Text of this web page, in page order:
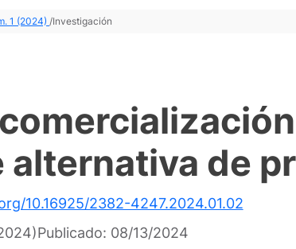
1 (2024) /Investigación
de
10.16925/2382-4247.2024.01.02
Publicado: 08/13/2024